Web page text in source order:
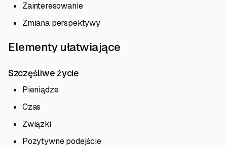
Zainteresowanie
Zmiana perspektywy
Elementy ułatwiające
Szczęśliwe życie
Pieniądze
Czas
Związki
Pozytywne podejście